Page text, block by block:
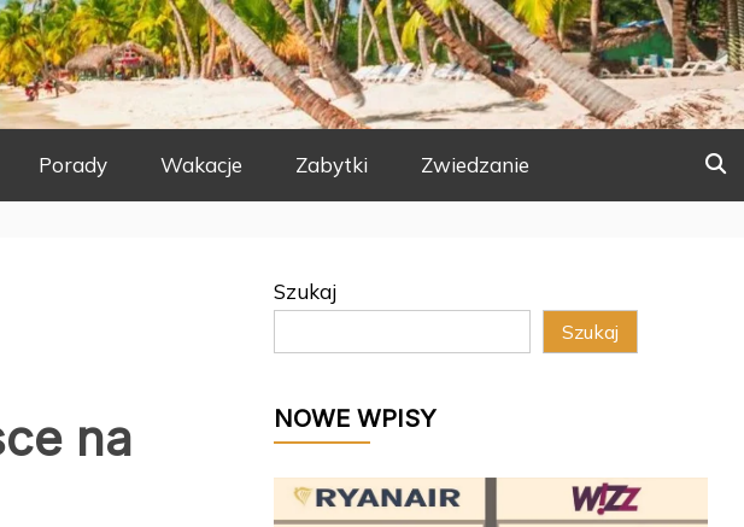
Porady Wakacje Zabytki Zwiedzanie
na
Szukaj
Szukaj
NOWE WPISY